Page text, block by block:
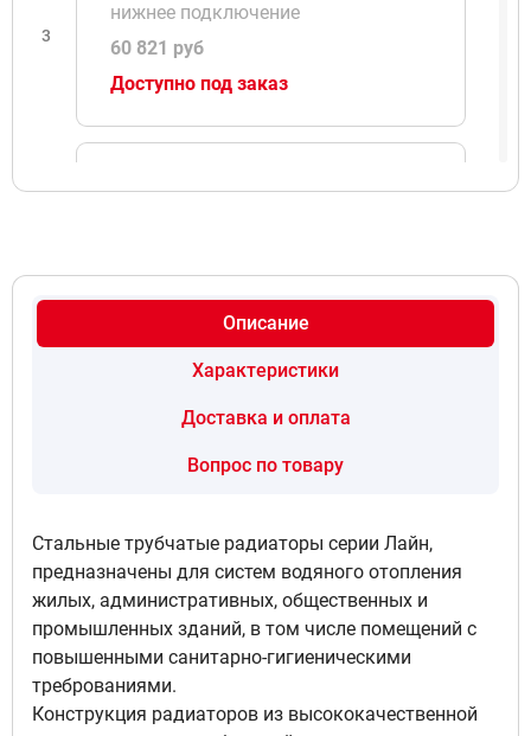
3
нижнее подключение
60 821 руб
Доступно под заказ
Доступно под заказ
Цвет RAL9016 муар, Подключение
нижнее правое подключение
Доступно под заказ
6
Цвет RAL9016 муар, Подключение
нижнее левое подключение
60 821 руб
Доступно под заказ
Описание
Характеристики
Доставка и оплата
Вопрос по товару
Стальные трубчатые радиаторы серии Лайн,
предназначены для систем водяного отопления
жилых, административных, общественных и
промышленных зданий, в том числе помещений с
повышенными санитарно-гигиеническими
треброваниями.
Конструкция радиаторов из высококачественной